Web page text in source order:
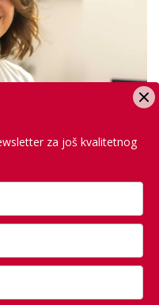
pregled vida,
njemu, evo što
za još kvalitetnog